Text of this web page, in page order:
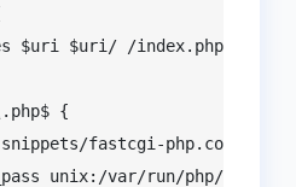
$uri $uri/ /index.php?$args;
{
fastcgi-php.conf;
unix:/var/run/php/